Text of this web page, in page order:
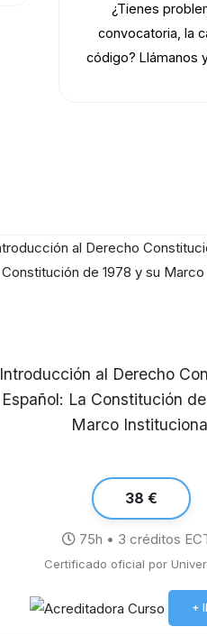
¿Tienes
convocatoria, la
código? Llámanos
Introducción al Derecho
Español: La Constitución
Marco
38 €
75h • 3 créditos
Certificado oficial por
+